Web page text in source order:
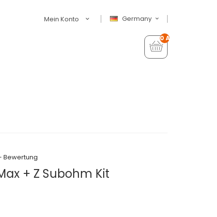
Germany
Mein Konto
0 Artikel - €0,00
Bewertung
+ Z Subohm Kit